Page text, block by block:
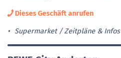
Dieses Geschäft anrufen
Supermarket Zeitpläne & Infos